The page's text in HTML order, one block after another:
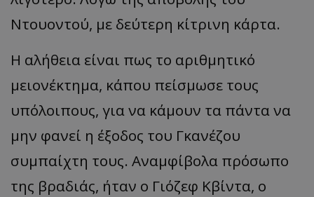
Ντουοντού, με δεύτερη κίτρινη κάρτα.
Η αλήθεια είναι πως το αριθμητικό
μειονέκτημα, κάπου πείσμωσε τους
υπόλοιπους, για να κάμουν τα πάντα να
μην φανεί η έξοδος του Γκανέζου
συμπαίχτη τους. Αναμφίβολα πρόσωπο
της βραδιάς, ήταν ο Γιόζεφ Κβίντα, ο